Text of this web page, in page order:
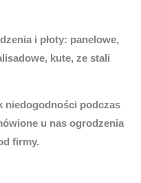
i płoty: panelowe,
kute, ze stali
niedogodności podczas
u nas ogrodzenia
firmy.